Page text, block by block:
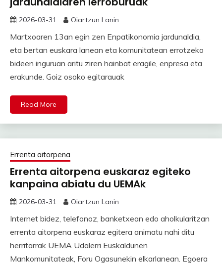
2026-03-31 Oiartzun Lanin
Martxoaren 13an egin zen Enpatikonomia jardunaldia,
eta bertan euskara lanean eta komunitatean errotzeko
bideen inguruan aritu ziren hainbat eragile, enpresa eta
erakunde. Goiz osoko egitarauak
Read More
Errenta aitorpena
Errenta aitorpena euskaraz egiteko
kanpaina abiatu du UEMAk
2026-03-31 Oiartzun Lanin
Internet bidez, telefonoz, banketxean edo aholkularitzan
errenta aitorpena euskaraz egitera animatu nahi ditu
herritarrak UEMA Udalerri Euskaldunen
Mankomunitateak, Foru Ogasunekin elkarlanean. Egoera